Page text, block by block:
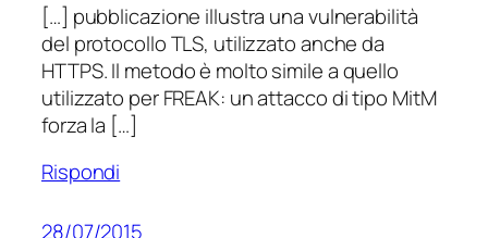
[…] pubblicazione illustra una vulnerabilità
del protocollo TLS, utilizzato anche da
HTTPS. Il metodo è molto simile a quello
utilizzato per FREAK: un attacco di tipo MitM
forza la […]
Rispondi
28/07/2015